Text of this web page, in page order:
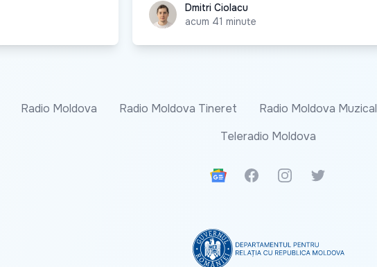
Dmitri Ciolacu
Dmitri Ciolacu
acum 41 minute
Radio Moldova Radio Moldova Tineret Radio Moldova Muzical
Teleradio Moldova
Google News
FacebookInstagramTwitter